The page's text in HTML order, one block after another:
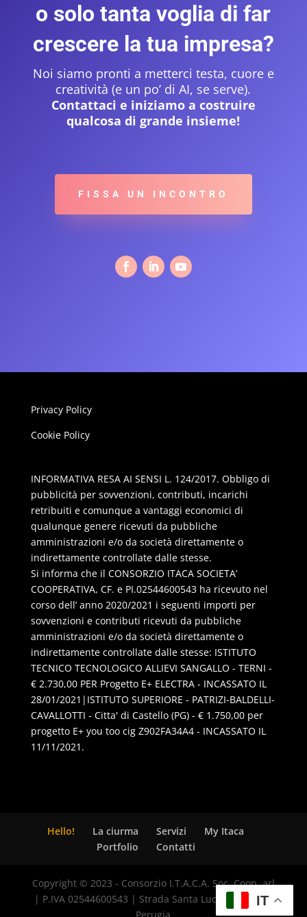
o solo tanta voglia di far
crescere la tua impresa?
Noi siamo pronti a metterci testa, cuore e
creatività (e un po’ di AI, se serve).
Contattaci e iniziamo a costruire
qualcosa di grande insieme!
FISSA UN INCONTRO
Privacy Policy
Cookie Policy
INFORMATIVA RESA AI SENSI L. 124/2017. Obbligo di
pubblicità per sovvenzioni, contributi, incarichi
retribuiti e comunque a vantaggi economici di
qualunque genere ricevuti da pubbliche
amministrazioni e/o da società direttamente o
indirettamente controllate dalle stesse.
Si informa che il CONSORZIO ITACA SOCIETA’
COOPERATIVA, CF. e PI.02544600543 ha ricevuto nel
corso dell’ anno 2020/2021 i seguenti importi per
sovvenzioni e contributi ricevuti da pubbliche
amministrazioni e/o da società direttamente o
indirettamente controllate dalle stesse: ISTITUTO
TECNICO TECNOLOGICO ALLIEVI SANGALLO - TERNI -
€ 2.730,00 PER Progetto E+ ELECTRA - INCASSATO IL
28/01/2021|ISTITUTO SUPERIORE - PATRIZI-BALDELLI-
CAVALLOTTI - Citta' di Castello (PG) - € 1.750,00 per
progetto E+ you too cig Z902FA34A4 - INCASSATO IL
11/11/2021.
Hello! La ciurma Servizi
My Itaca
Portfolio
Contatti
Copyright © 2023 - Consorzio I.T.A.C.A. Soc. Coop. arl
| P.IVA 02544600543 | Strada Santa Lucia, 8 - 06125
Perugia
IT